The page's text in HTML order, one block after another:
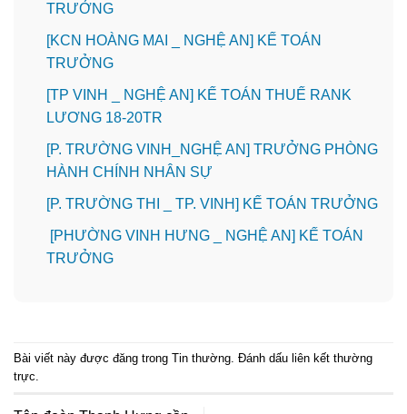
TRƯỞNG
️[KCN HOÀNG MAI _ NGHỆ AN] KẾ TOÁN
TRƯỞNG
[TP VINH _ NGHỆ AN] KẾ TOÁN THUẾ RANK
LƯƠNG 18-20TR
[P. TRƯỜNG VINH_NGHỆ AN] TRƯỞNG PHÒNG
HÀNH CHÍNH NHÂN SỰ
️[P. TRƯỜNG THI _ TP. VINH] KẾ TOÁN TRƯỞNG
[PHƯỜNG VINH HƯNG _ NGHỆ AN] KẾ TOÁN
TRƯỞNG
Bài viết này được đăng trong Tin thường . Đánh dấu liên kết thường
trực